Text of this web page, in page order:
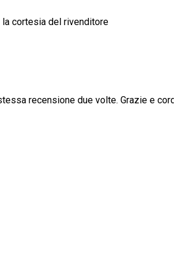
cortesia del rivenditore
recensione due volte. Grazie e